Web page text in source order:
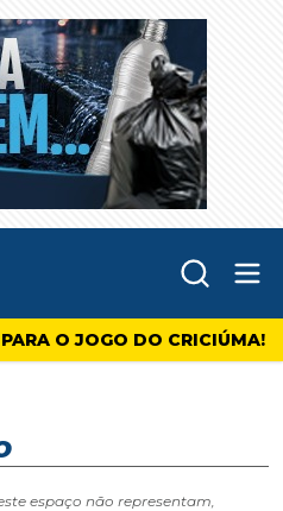
O JOGO DO CRICIÚMA!
espaço não representam,